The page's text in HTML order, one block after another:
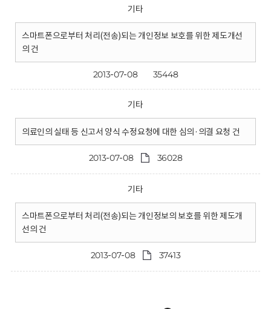
기타
스마트폰으로부터 처리(전송)되는 개인정보 보호를 위한 제도개선
의 건
2013-07-08 35448
기타
의료인의 실태 등 신고서 양식 수정요청에 대한 심의·의결 요청 건
2013-07-08 36028
기타
스마트폰으로부터 처리(전송)되는 개인정보의 보호를 위한 제도개
선의 건
2013-07-08 37413